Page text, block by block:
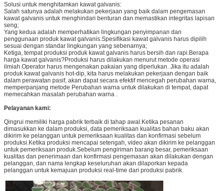
Solusi untuk menghitamkan kawat galvanis:
Salah satunya adalah melakukan pekerjaan yang baik dalam pengemasan
kawat galvanis untuk menghindari benturan dan memastikan integritas lapisan
seng;
Yang kedua adalah memperhatikan lingkungan penyimpanan dan
penggunaan produk kawat galvanis.Spesifikasi kawat galvanis harus dipilih
sesuai dengan standar lingkungan yang sebenarnya;
Ketiga, tempat produksi produk kawat galvanis harus bersih dan rapi.Berapa
harga kawat galvanis?Produksi harus dilakukan menurut metode operasi
ilmiah.Operator harus mengenakan pakaian yang diperlukan. Jika itu adalah
produk kawat galvanis hot-dip, kita harus melakukan pekerjaan dengan baik
dalam perawatan pasif, akan dapat secara efektif mencegah perubahan warna,
memperpanjang metode Perubahan warna untuk dilakukan di tempat, dapat
memecahkan masalah perubahan warna .
Pelayanan kami:
Qingrui memiliki harga pabrik terbaik di tahap awal.Ketika pesanan
dimasukkan ke dalam produksi, data pemeriksaan kualitas bahan baku akan
dikirim ke pelanggan untuk pemeriksaan kualitas dan konfirmasi sebelum
produksi.Ketika produksi mencapai setengah, video akan dikirim ke pelanggan
untuk pemeriksaan produk.Sebelum pengiriman barang besar, pemeriksaan
kualitas dan penerimaan dan konfirmasi pengemasan akan dilakukan dengan
pelanggan, dan nama lengkap keseluruhan akan dilaporkan kepada
pelanggan untuk kemajuan produksi real-time dari produksi pabrik.